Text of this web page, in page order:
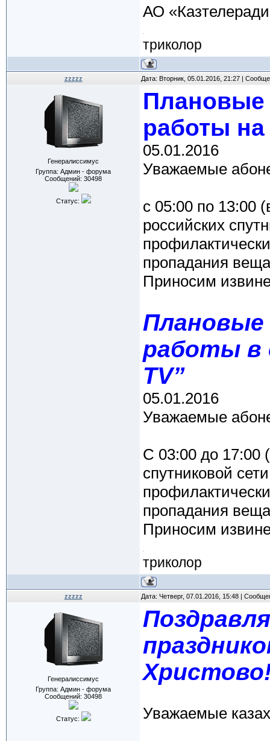
АО
триколор
zzzzz Дата: Вторник, 05.01.2016, 21:27 |
Генералиссимус
Группа: Админ - форума
Сообщений: 30498
Статус:
Плановые
работы на
05.01.2016
Уважаемые
c 05:00 по 13:00
российских
пропадания
Приносим
Плановые
работы в
TV”
05.01.2016
Уважаемые
С 03:00 до 17:00
спутниковой
пропадания
Приносим
триколор
zzzzz Дата: Четверг, 07.01.2016, 15:48 |
Генералиссимус
Группа: Админ - форума
Сообщений: 30498
Статус: Уважаемые